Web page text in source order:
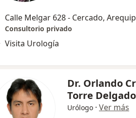
Calle Melgar 628 - Cercado,
Consultorio privado
Visita Urología
Dr. Orlando
Torre Delgado
Urólogo · Ver más